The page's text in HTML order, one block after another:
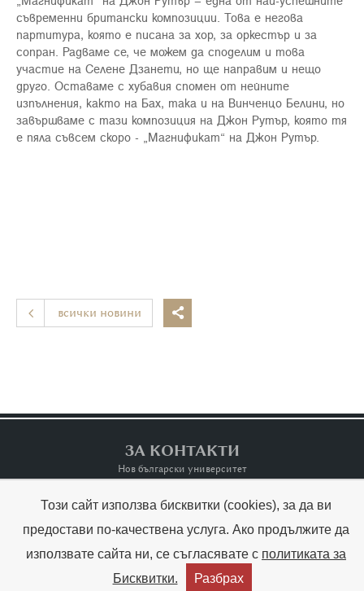
съвременни британски композиции. Това е негова
партитура, която е писана за хор, за оркестър и за
сопран. Радваме се, че можем да споделим и това
участие на Селене Дзанети, но ще направим и нещо
друго. Оставаме с хубавия спомен от нейните
изпълнения, както на Бах, така и на Винченцо Белини, но
завършваме с тази композиция на Джон Рутър, която тя
е пяла съвсем скоро - „Магнификат“ на Джон Рутър.
всички новини 
ЗА КОНТАКТИ
Нов български университет
Контакти Terms of Use
Copyright © Raina Kabaivanska & NBU
  Created by:THE MAGS
Този сайт използва бисквитки (cookies), за да ви
предостави по-качествена услуга. Ако продължите да
използвате сайта ни, се съгласявате с политиката за
Бисквитки.
Разбрах